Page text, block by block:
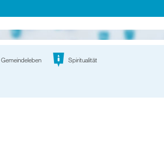
Gemeindeleben Spiritualität